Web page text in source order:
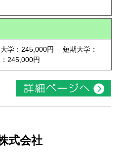
学：245,000円 短期大学：
245,000円
式会社